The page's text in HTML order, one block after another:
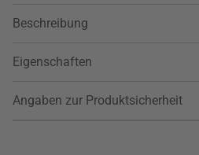
Beschreibung
Eigenschaften
Angaben zur Produktsicherheit